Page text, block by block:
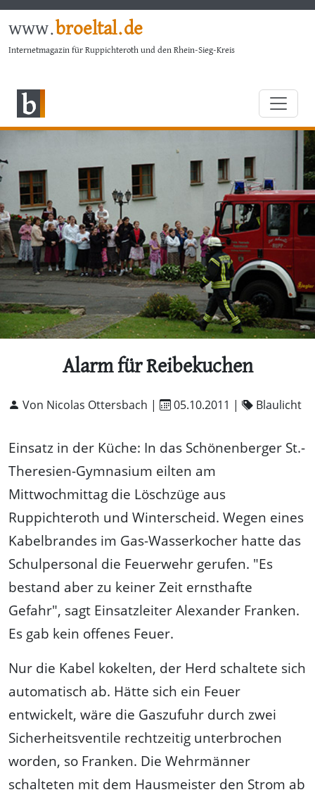
www.broeltal.de
Internetmagazin für Ruppichteroth und den Rhein-Sieg-Kreis
Alarm für Reibekuchen
Von Nicolas Ottersbach | 05.10.2011 | Blaulicht
Einsatz in der Küche: In das Schönenberger St.-
Theresien-Gymnasium eilten am
Mittwochmittag die Löschzüge aus
Ruppichteroth und Winterscheid. Wegen eines
Kabelbrandes im Gas-Wasserkocher hatte das
Schulpersonal die Feuerwehr gerufen. "Es
bestand aber zu keiner Zeit ernsthafte
Gefahr", sagt Einsatzleiter Alexander Franken.
Es gab kein offenes Feuer.
Nur die Kabel kokelten, der Herd schaltete sich
automatisch ab. Hätte sich ein Feuer
entwickelt, wäre die Gaszufuhr durch zwei
Sicherheitsventile rechtzeitig unterbrochen
worden, so Franken. Die Wehrmänner
schalteten mit dem Hausmeister den Strom ab